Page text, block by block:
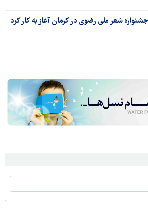
جشنواره شعر ملی رضوی در کرمان آغاز به کار کرد